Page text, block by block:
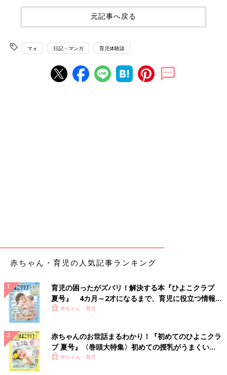
元記事へ戻る
マォ 日記・マンガ 育児体験談
赤ちゃん・育児の人気記事ランキング
育児の困ったがズバリ！解決する本『ひよこクラブ
夏号』 4カ月～2才になるまで、育児に役立つ情報が
いっぱい！
赤ちゃん・育児
赤ちゃんのお世話まるわかり！『初めてのひよこクラ
ブ 夏号』〈巻頭大特集〉初めての授乳がうまくい
く！ おっぱい・ミルクの基本と夏のトラブル 解決テ
赤ちゃん・育児